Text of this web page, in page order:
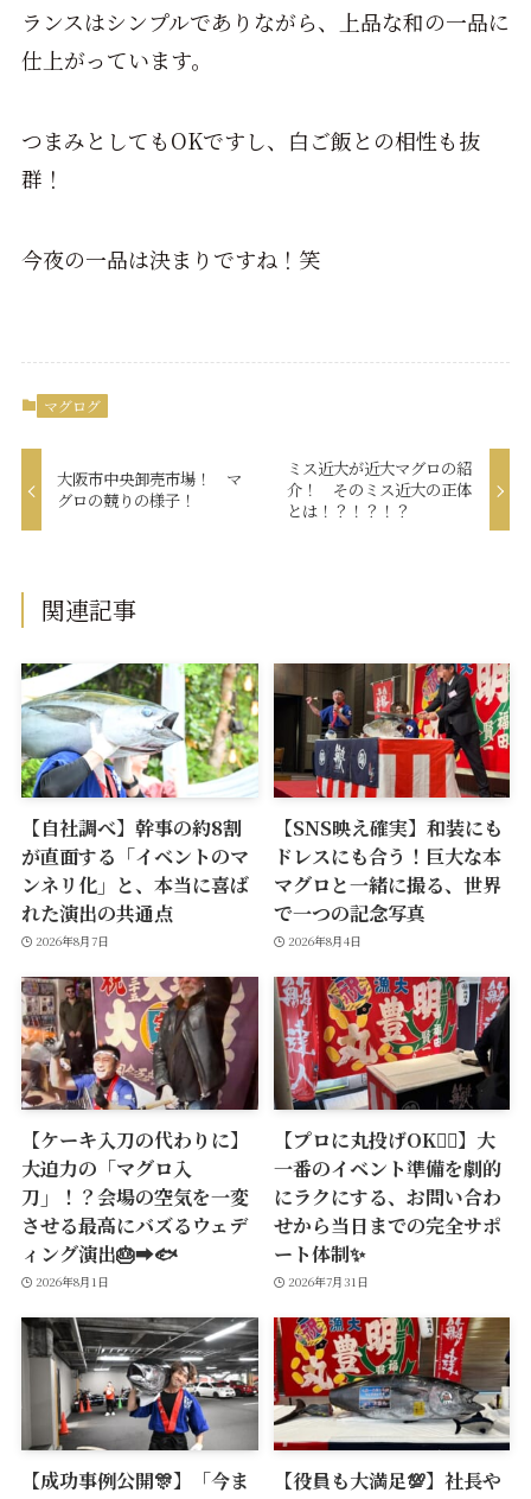
ランスはシンプルでありながら、上品な和の一品に
仕上がっています。
つまみとしてもOKですし、白ご飯との相性も抜
群！
今夜の一品は決まりですね！笑
マグログ
大阪市中央卸売市場！ マ
グロの競りの様子！
ミス近大が近大マグロの紹
介！ そのミス近大の正体
とは！？！？！？
関連記事
【自社調べ】幹事の約8割
が直面する「イベントのマ
ンネリ化」と、本当に喜ば
れた演出の共通点
2026年8月7日
【SNS映え確実】和装にも
ドレスにも合う！巨大な本
マグロと一緒に撮る、世界
で一つの記念写真
2026年8月4日
【ケーキ入刀の代わりに】
大迫力の「マグロ入
刀」！？会場の空気を一変
させる最高にバズるウェデ
ィング演出🎂➡️🐟
2026年8月1日
【プロに丸投げOK🙆‍♂️】大
一番のイベント準備を劇的
にラクにする、お問い合わ
せから当日までの完全サポ
ート体制✨
2026年7月31日
【成功事例公開🎊】「今ま
【役員も大満足💯】社長や